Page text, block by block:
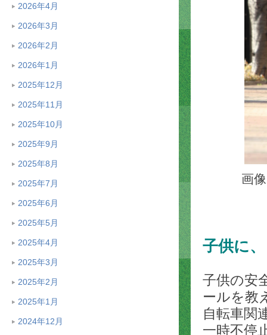
2026年4月
2026年3月
2026年2月
2026年1月
2025年12月
2025年11月
2025年10月
2025年9月
2025年8月
2025年7月
2025年6月
2025年5月
2025年4月
2025年3月
2025年2月
2025年1月
2024年12月
画
子供に
子供の安
ールを教
自転車関
一時不停